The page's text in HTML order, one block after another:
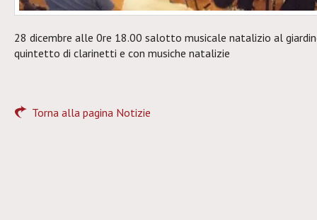
28 dicembre alle 0re 18.00 salotto musicale natalizio al
quintetto di clarinetti e con musiche natalizie
Torna alla pagina Notizie